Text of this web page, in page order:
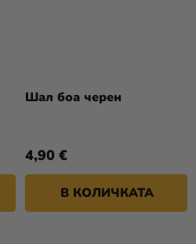
Шал боа черен
4,90 €
В КОЛИЧКАТА